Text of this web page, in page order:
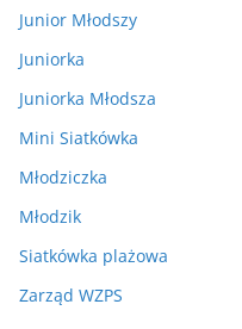
Junior Młodszy
Juniorka
Juniorka Młodsza
Mini Siatkówka
Młodziczka
Młodzik
Siatkówka plażowa
Zarząd WZPS